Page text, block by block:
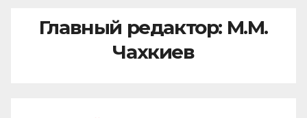
Главный редактор: М.М.
Чахкиев